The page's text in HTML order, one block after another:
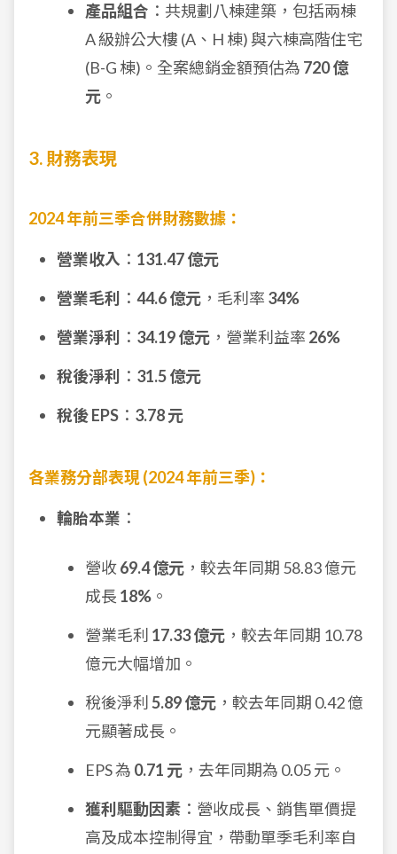
產品組合 ：共規劃八棟建築，包括兩棟
A 級辦公大樓 (A、H 棟) 與六棟高階住宅
(B-G 棟)。全案總銷金額預估為 720 億
元 。
3. 財務表現
2024 年前三季合併財務數據：
營業收入 ： 131.47 億元
營業毛利
： 44.6 億元 ，毛利率 34%
營業淨利
： 34.19 億元 ，營業利益率 26%
稅後淨利
： 31.5 億元
稅後 EPS ： 3.78 元
各業務分部表現 (2024 年前三季)：
輪胎本業 ：
營收69.4 億元 ，較去年同期 58.83 億元
成長 18% 。
營業毛利 17.33 億元 ，較去年同期 10.78
億元大幅增加。
稅後淨利 5.89 億元 ，較去年同期 0.42 億
元顯著成長。
EPS 為 0.71 元 ，去年同期為 0.05 元。
獲利驅動因素 ：營收成長、銷售單價提
高及成本控制得宜，帶動單季毛利率自